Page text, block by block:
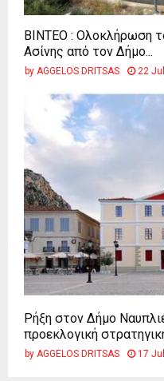
ΒΙΝΤΕΟ : Ολοκλήρωση
Ασίνης από τον Δήμο...
by AGGELOS DRITSAS 22
Ρήξη στον Δήμο
προεκλογική
by AGGELOS DRITSAS 17